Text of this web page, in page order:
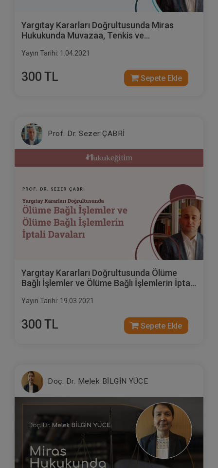
Yargıtay Kararları Doğrultusunda Miras
Hukukunda Muvazaa, Tenkis ve
Yayın Tarihi: 1.04.2021
300 TL Sepete Ekle
Prof. Dr. Sezer ÇABRİ
Yargıtay Kararları Doğrultusunda Ölüme
Bağlı İşlemler ve Ölüme Bağlı İşlemlerin İptali
Yayın Tarihi: 19.03.2021
300 TL Sepete Ekle
Doç. Dr. Melek BİLGİN YÜCE